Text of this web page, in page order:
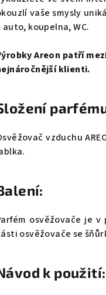
vaše smysly
auto, koupelna, WC.
Areon patří
klienti.
vzduchu
osvěžovače je
osvěžovače se
k použití: